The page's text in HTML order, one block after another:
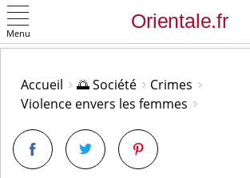
Menu
Accueil 🌅 Société
Crimes
Violence envers les femmes